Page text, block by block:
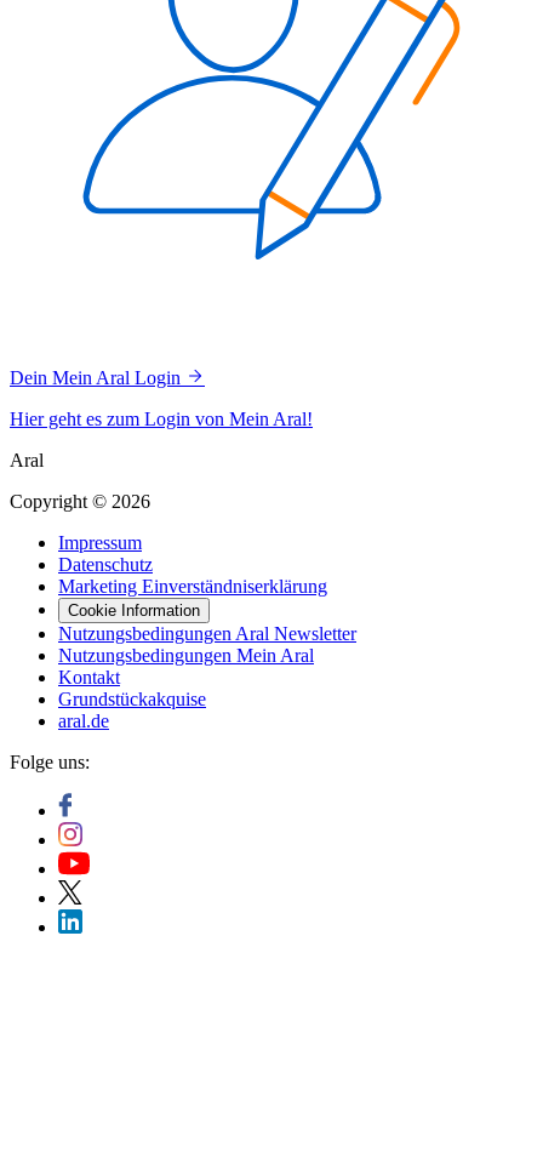
Dein Mein Aral Login
Hier geht es zum Login von Mein Aral!
Aral
Copyright © 2026
Impressum
Datenschutz
Marketing Einverständniserklärung
Cookie Information
Nutzungsbedingungen Aral Newsletter
Nutzungsbedingungen Mein Aral
Kontakt
Grundstückakquise
aral.de
Folge uns: